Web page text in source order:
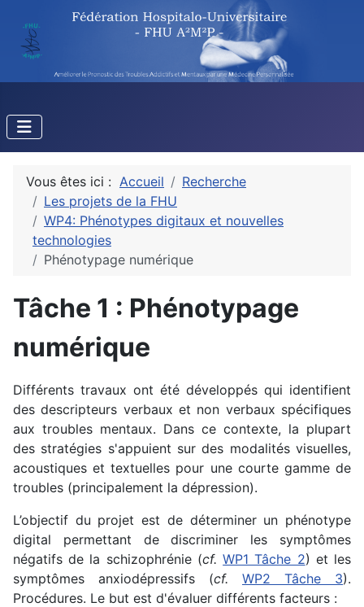
Vous êtes ici : Accueil
Recherche
Les projets de la FHU
WP4: Phénotypes digitaux et nouvelles
technologies
Phénotypage numérique
Tâche 1 : Phénotypage
numérique
Différents travaux ont été développés qui identifient
des descripteurs verbaux et non verbaux spécifiques
aux troubles mentaux. Dans ce contexte, la plupart
des stratégies s'appuient sur des modalités visuelles,
acoustiques et textuelles pour une courte gamme de
troubles (principalement la dépression).
L’objectif du projet est de déterminer un phénotype
digital permettant de discriminer les symptômes
négatifs de la schizophrénie (cf. WP1 Tâche 2) et les
symptômes anxiodépressifs (cf. WP2 Tâche 3).
Procédures. Le but est d'évaluer différents facteurs :